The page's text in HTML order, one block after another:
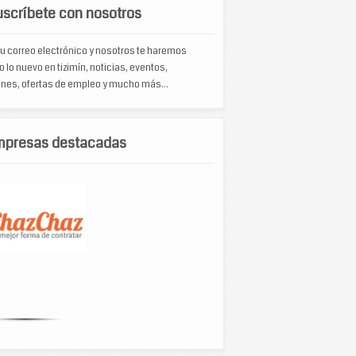
con nosotros
correo electrónico y nosotros te haremos
lo nuevo en tizimín, noticias, eventos,
ofertas de empleo y mucho más...
destacadas